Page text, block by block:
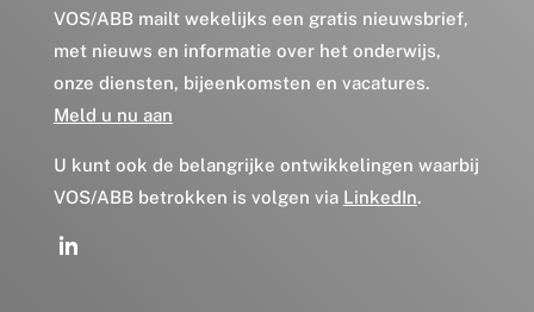
VOS/ABB mailt wekelijks een gratis nieuwsbrief,
met nieuws en informatie over het onderwijs,
onze diensten, bijeenkomsten en vacatures.
Meld u nu aan
U kunt ook de belangrijke ontwikkelingen waarbij
VOS/ABB betrokken is volgen via LinkedIn.